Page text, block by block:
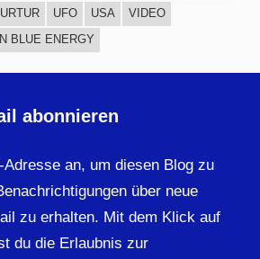
UFO USA
VIDEO
BLUE ENERGY
abonnieren
an, um diesen Blog zu
über neue
zu erhalten. Mit dem Klick auf
du die Erlaubnis zur